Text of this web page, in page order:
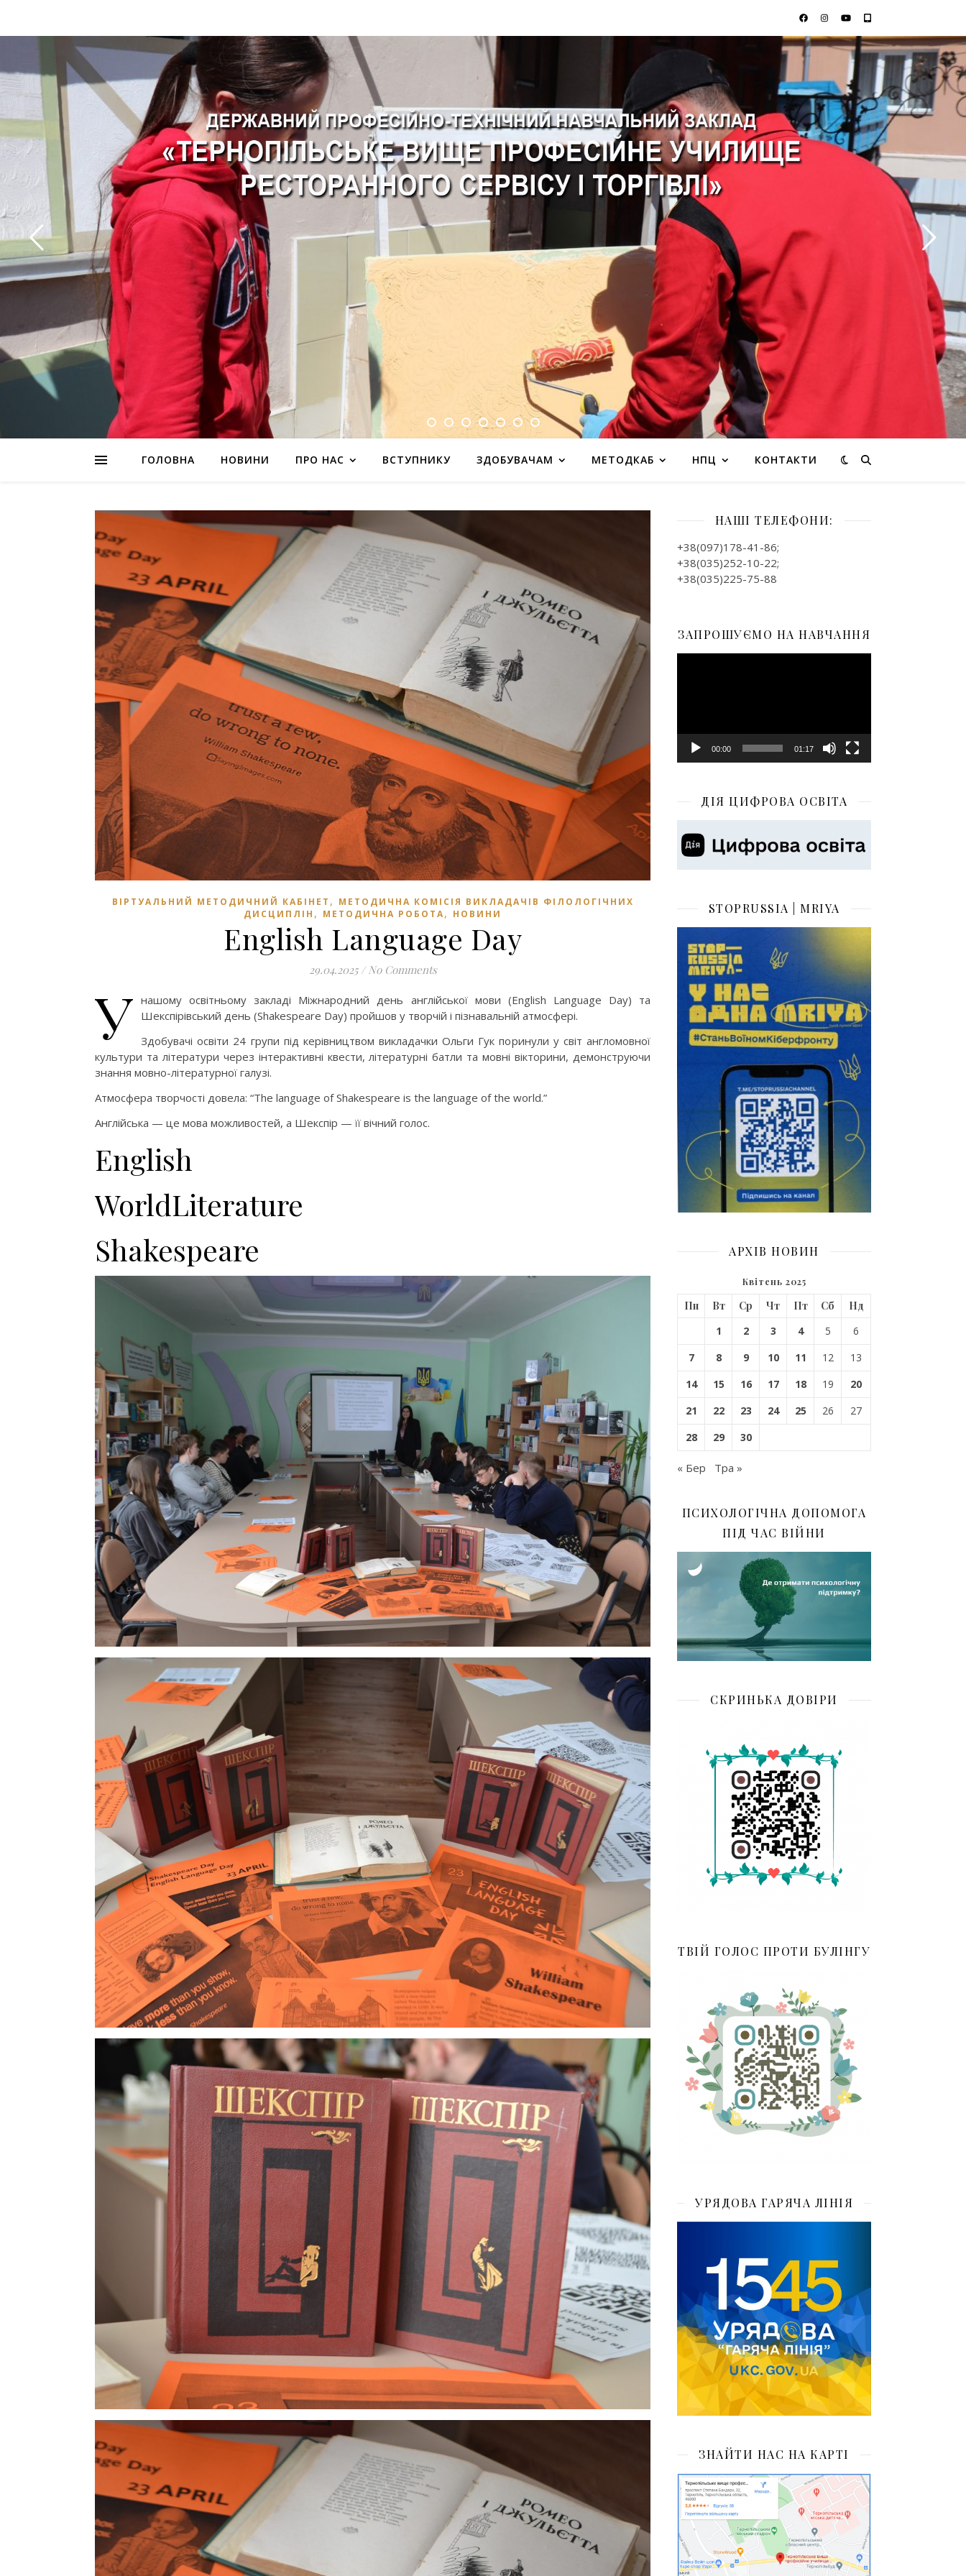
ГОЛОВНА НОВИНИ ПРО НАС ВСТУПНИКУ ЗДОБУВАЧАМ МЕТОДКАБ НПЦ КОНТАКТИ
ВІРТУАЛЬНИЙ МЕТОДИЧНИЙ КАБІНЕТ , МЕТОДИЧНА КОМІСІЯ ВИКЛАДАЧІВ ФІЛОЛОГІЧНИХ
ДИСЦИПЛІН , МЕТОДИЧНА РОБОТА, НОВИНИ
English Language Day
29.04.2025 / No Comments
У нашому освітньому закладі Міжнародний день англійської мови (English Language Day) та
Шекспірівський день (Shakespeare Day) пройшов у творчій і пізнавальній атмосфері.
Здобувачі освіти 24 групи під керівництвом викладачки Ольги Гук поринули у світ англомовної
культури та літератури через інтерактивні квести, літературні батли та мовні вікторини, демонструючи
знання мовно-літературної галузі.
Атмосфера творчості довела: “The language of Shakespeare is the language of the world.”
Англійська — це мова можливостей, а Шекспір — її вічний голос.
English
WorldLiterature
Shakespeare
НАШІ ТЕЛЕФОНИ:
+38(097)178-41-86;
+38(035)252-10-22;
+38(035)225-75-88
ЗАПРОШУЄМО НА НАВЧАННЯ
00:00 01:17
ДІЯ ЦИФРОВА ОСВІТА
STOPRUSSIA | MRIYA
АРХІВ НОВИН
Квітень 2025
Пн Вт Ср Чт Пт Сб
Нд
1
2 3 4 5
6
7
8 9 10 11 12
13
14
15 16 17 18 19
20
21
22 23 24 25 26
27
28
29 30
« Бер Тра »
ПСИХОЛОГІЧНА ДОПОМОГА
ПІД ЧАС ВІЙНИ
СКРИНЬКА ДОВІРИ
ТВІЙ ГОЛОС ПРОТИ БУЛІНГУ
УРЯДОВА ГАРЯЧА ЛІНІЯ
ЗНАЙТИ НАС НА КАРТІ